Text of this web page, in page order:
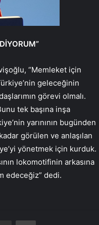
“Memleket için
geleceğinin
görevi olmalı.
tek başına inşa
yarınının bugünden
görülen ve anlaşılan
yönetmek için kurduk.
lokomotifinin arkasına
edeceğiz” dedi.
E-Posta ile paylaş Yazdır